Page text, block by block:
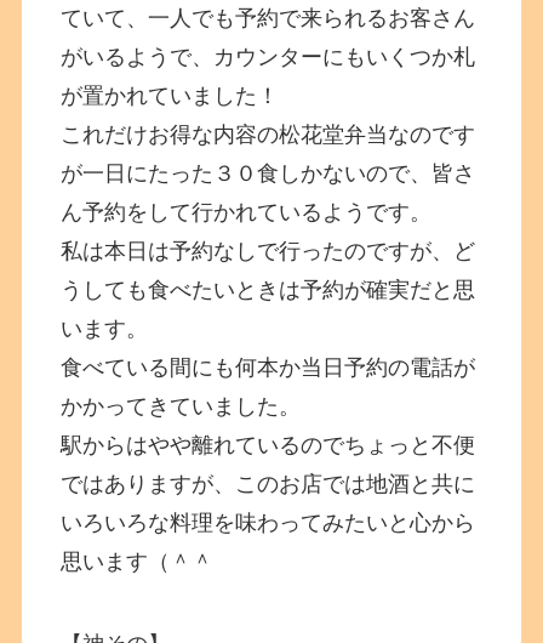
ていて、一人でも予約で来られるお客さん
がいるようで、カウンターにもいくつか札
が置かれていました！
これだけお得な内容の松花堂弁当なのです
が一日にたった３０食しかないので、皆さ
ん予約をして行かれているようです。
私は本日は予約なしで行ったのですが、ど
うしても食べたいときは予約が確実だと思
います。
食べている間にも何本か当日予約の電話が
かかってきていました。
駅からはやや離れているのでちょっと不便
ではありますが、このお店では地酒と共に
いろいろな料理を味わってみたいと心から
思います（＾＾